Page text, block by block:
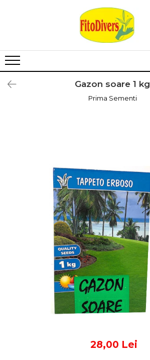
Gazon soare 1 kg
Prima Sementi
28,00 Lei